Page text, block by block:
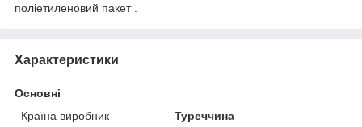
поліетиленовий пакет .
Характеристики
Основні
Країна виробник
Туреччина